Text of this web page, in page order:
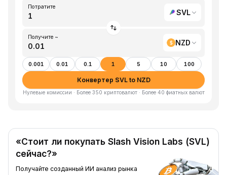
Потратите
SVL
Получите ~
NZD
0.001 0.01 0.1 1 5 10 100
Конвертер SVL to NZD
Нулевые комиссии · Более 350 криптовалют · Более 40 фиатных валют
«Стоит ли покупать Slash Vision Labs (SVL)
сейчас?»
Получайте созданный ИИ анализ рынка